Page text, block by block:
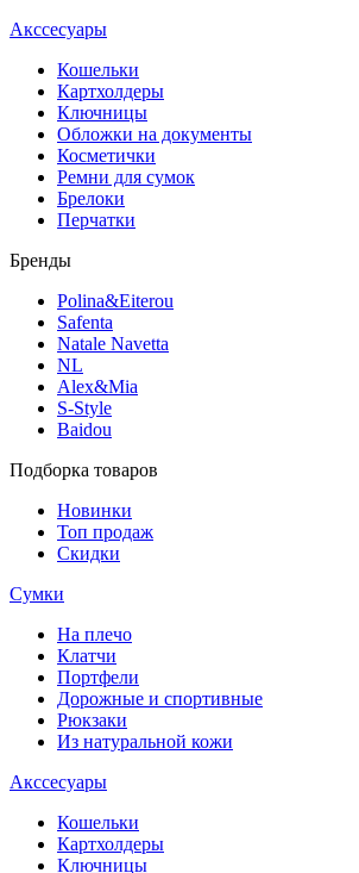
Акссесуары
Кошельки
Картхолдеры
Ключницы
Обложки на документы
Косметички
Ремни для сумок
Брелоки
Перчатки
Бренды
Polina&Eiterou
Safenta
Natale Navetta
NL
Alex&Mia
S-Style
Baidou
Подборка товаров
Новинки
Топ продаж
Скидки
Сумки
На плечо
Клатчи
Портфели
Дорожные и спортивные
Рюкзаки
Из натуральной кожи
Акссесуары
Кошельки
Картхолдеры
Ключницы